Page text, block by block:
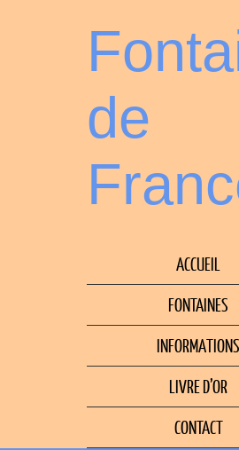
de
ACCUEIL
FONTAINES
INFORMATIONS
LIVRE D’OR
CONTACT